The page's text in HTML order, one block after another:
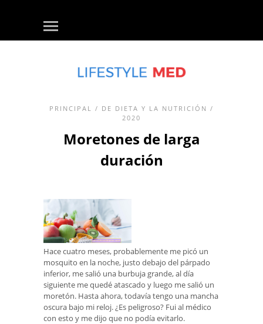
PRINCIPAL / DE DIETA Y LA NUTRICIÓN /
2020
Moretones de larga
duración
Hace cuatro meses, probablemente me picó un
mosquito en la noche, justo debajo del párpado
inferior, me salió una burbuja grande, al día
siguiente me quedé atascado y luego me salió un
moretón. Hasta ahora, todavía tengo una mancha
oscura bajo mi reloj. ¿Es peligroso? Fui al médico
con esto y me dijo que no podía evitarlo.